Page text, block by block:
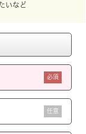
いなど
必須
任意